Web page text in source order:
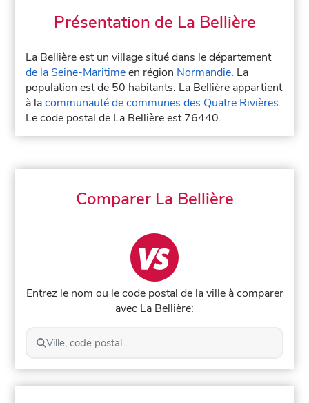
Présentation de La Bellière
La Bellière est un village situé dans le département
de la Seine-Maritimeen région Normandie. La
population est de 50 habitants. La Bellière appartient
à lacommunauté de communes des Quatre Rivières.
Le code postal de La Bellière est 76440.
Comparer La Bellière
Entrez le nom ou le code postal de la ville à comparer
avec La Bellière:
Ville, code postal...